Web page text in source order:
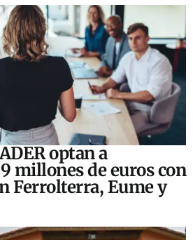
optan a
millones de euros con
Ferrolterra, Eume y